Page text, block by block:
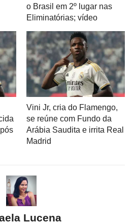
o Brasil em 2º lugar nas
Eliminatórias; vídeo
Vini Jr, cria do Flamengo,
se reúne com Fundo da
Arábia Saudita e irrita Real
Madrid
Lucena